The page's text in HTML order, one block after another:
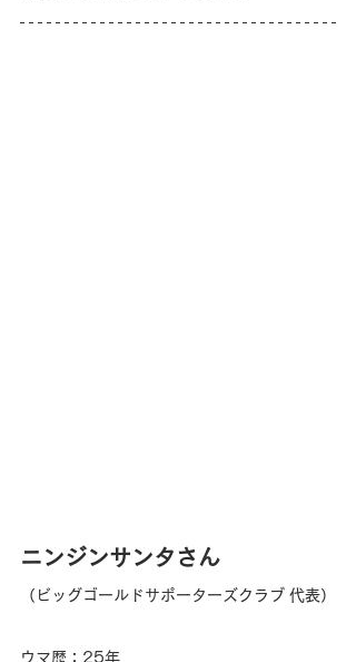
ニンジンサンタ さん
（ビッグゴールドサポーターズクラブ 代表）
ウマ歴：25年